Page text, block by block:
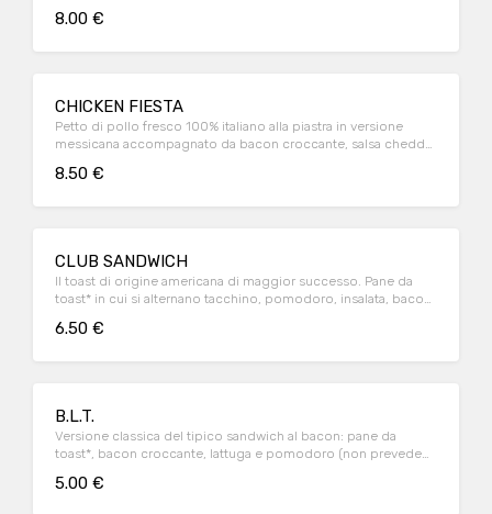
8.00 €
CHICKEN FIESTA
Petto di pollo fresco 100% italiano alla piastra in versione
messicana accompagnato da bacon croccante, salsa cheddar
8.50 €
CLUB SANDWICH
Il toast di origine americana di maggior successo. Pane da
toast* in cui si alternano tacchino, pomodoro, insalata, bacon
6.50 €
B.L.T.
Versione classica del tipico sandwich al bacon: pane da
toast*, bacon croccante, lattuga e pomodoro (non prevede
5.00 €